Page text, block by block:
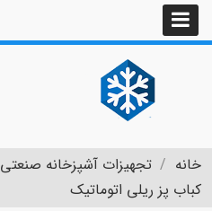
خانه تجهیزات آشپزخانه صنعتی
کباب پز ریلی اتوماتیک